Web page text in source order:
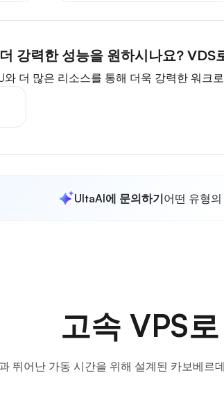
강력한 성능을 원하시나요? VDS
와 더 많은 리소스를 통해 더욱 강력한 워크
UltaAI에 문의하기어떤 유형
고속 VPS
뛰어난 가동 시간을 위해 설계된 카보베르